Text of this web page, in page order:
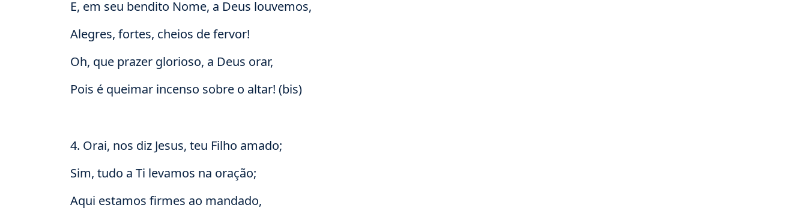
E, em seu bendito Nome, a Deus louvemos,
Alegres, fortes, cheios de fervor!
Oh, que prazer glorioso, a Deus orar,
Pois é queimar incenso sobre o altar! (bis)
4. Orai, nos diz Jesus, teu Filho amado;
Sim, tudo a Ti levamos na oração;
Aqui estamos firmes ao mandado,